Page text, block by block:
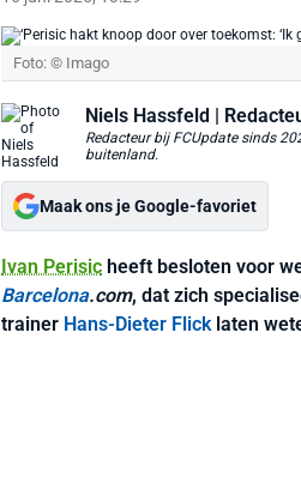
Foto: © Imago
Niels Hassfeld |
Redacteur bij FCUpdate sinds
buitenland.
Maak ons je Google-favoriet
Ivan Perisic heeft besloten voor
Barcelona.com, dat zich
trainer Hans-Dieter Flicklaten